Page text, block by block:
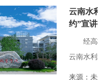
云南水
约”宣讲
经
云南水
来源：